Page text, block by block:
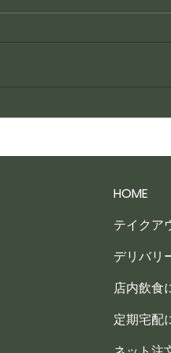
HOME
テイクア
デリバリ
店内飲食
定期宅配